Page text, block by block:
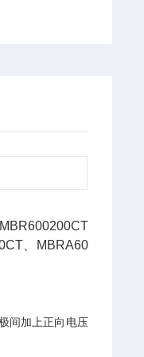
、MBRA60
间加上正向电压